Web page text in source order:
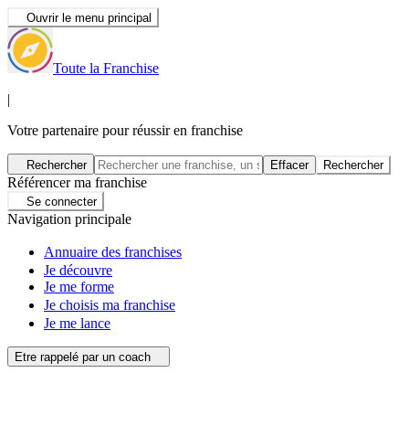
Ouvrir le menu principal
Toute la Franchise
|
Votre partenaire pour réussir en franchise
Rechercher Effacer Rechercher
Référencer ma franchise
Se connecter
Navigation principale
Annuaire des franchises
Je découvre
Je me forme
Je choisis ma franchise
Je me lance
Etre rappelé par un coach